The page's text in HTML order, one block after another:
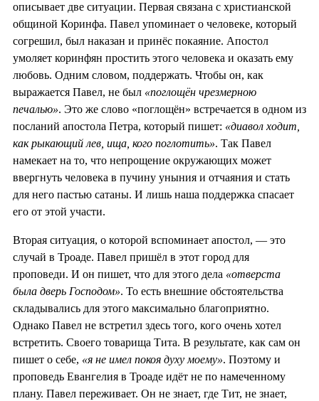
описывает две ситуации. Первая связана с христианской
общиной Коринфа. Павел упоминает о человеке, который
согрешил, был наказан и принёс покаяние. Апостол
умоляет коринфян простить этого человека и оказать ему
любовь. Одним словом, поддержать. Чтобы он, как
выражается Павел, не был «поглощён чрезмерною
печалью». Это же слово «поглощён» встречается в одном из
посланий апостола Петра, который пишет: «диавол ходит,
как рыкающий лев, ища, кого поглотить». Так Павел
намекает на то, что непрощение окружающих может
ввергнуть человека в пучину уныния и отчаяния и стать
для него пастью сатаны. И лишь наша поддержка спасает
его от этой участи.
Вторая ситуация, о которой вспоминает апостол, — это
случай в Троаде. Павел пришёл в этот город для
проповеди. И он пишет, что для этого дела «отверста
была дверь Господом». То есть внешние обстоятельства
складывались для этого максимально благоприятно.
Однако Павел не встретил здесь того, кого очень хотел
встретить. Своего товарища Тита. В результате, как сам он
пишет о себе, «я не имел покоя духу моему». Поэтому и
проповедь Евангелия в Троаде идёт не по намеченному
плану. Павел переживает. Он не знает, где Тит, не знает,